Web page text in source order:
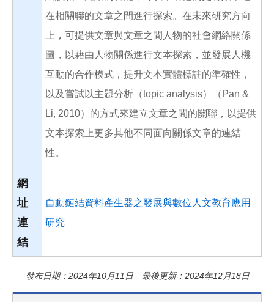
在相關聯的文章之間進行探索。在未來研究方向
上，可提供文章與文章之間人物的社會網絡關係
圖，以藉由人物關係進行文本探索，並發展人機
互動的合作模式，提升文本實體標註的準確性，
以及嘗試以主題分析（topic analysis）（Pan &
Li, 2010）的方式來建立文章之間的關聯，以提供
文本探索上更多其他不同面向關係文章的連結
性。
網
址
連
結
自動鏈結資料產生器之發展與數位人文教育應用
研究
發布日期：2024年10月11日 最後更新：2024年12月18日